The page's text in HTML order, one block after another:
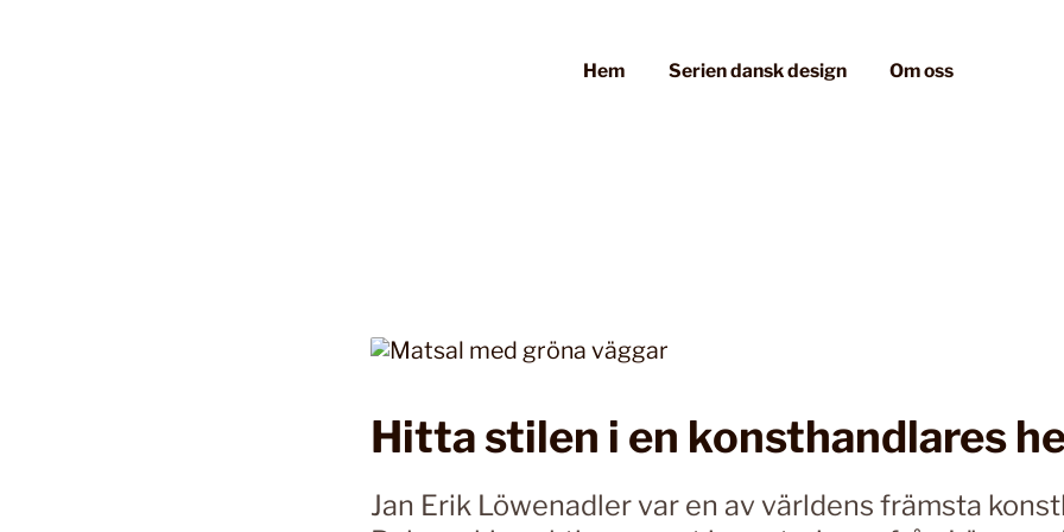
Hem Serien dansk design Om oss
Hitta stilen i en konsthandlares
Jan Erik Löwenadler var en av världens främsta